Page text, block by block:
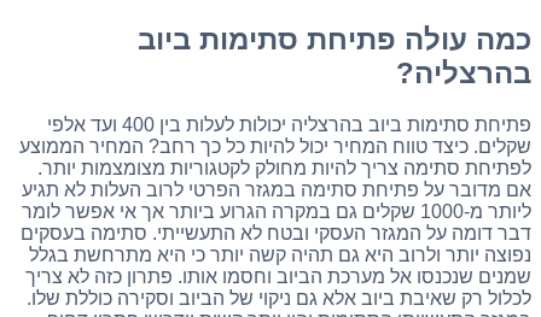
כמה עולה פתיחת סתימות ביוב
בהרצליה?
פתיחת סתימות ביוב בהרצליה יכולות לעלות בין 400 ועד אלפי
שקלים. כיצד טווח המחיר יכול להיות כל כך רחב? המחיר הממוצע
לפתיחת סתימה צריך להיות מחולק לקטגוריות מצומצמות יותר.
אם מדובר על פתיחת סתימה במגזר הפרטי לרוב העלות לא תגיע
ליותר מ-1000 שקלים גם במקרה הגרוע ביותר אך אי אפשר לומר
דבר דומה על המגזר העסקי ובטח לא התעשייתי. סתימה בעסקים
נפוצה יותר ולרוב היא גם תהיה קשה יותר כי היא מתרחשת בגלל
שמנים שנכנסו אל מערכת הביוב וחסמו אותו. פתרון כזה לא צריך
לכלול רק שאיבת ביוב אלא גם ניקוי של הביוב וסקירה כוללת שלו.